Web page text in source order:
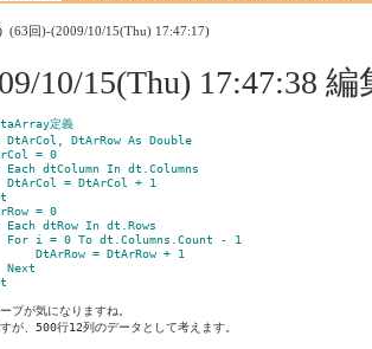
(63回)-(2009/10/15(Thu) 17:47:17)
10/15(Thu) 17:47:38
定義
DtArCol, DtArRow As Double
= 0
Each dtColumn In dt.Columns
= DtArCol + 1
= 0
Each dtRow In dt.Rows
i = 0 To dt.Columns.Count - 1
DtArRow = DtArRow + 1
プが気になりますね。
が、500行12列のデータとして考えます。